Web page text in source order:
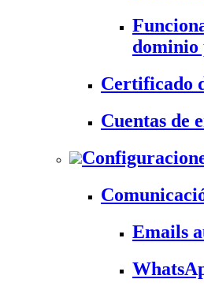
dominio
Certificado
Cuentas de
Emails